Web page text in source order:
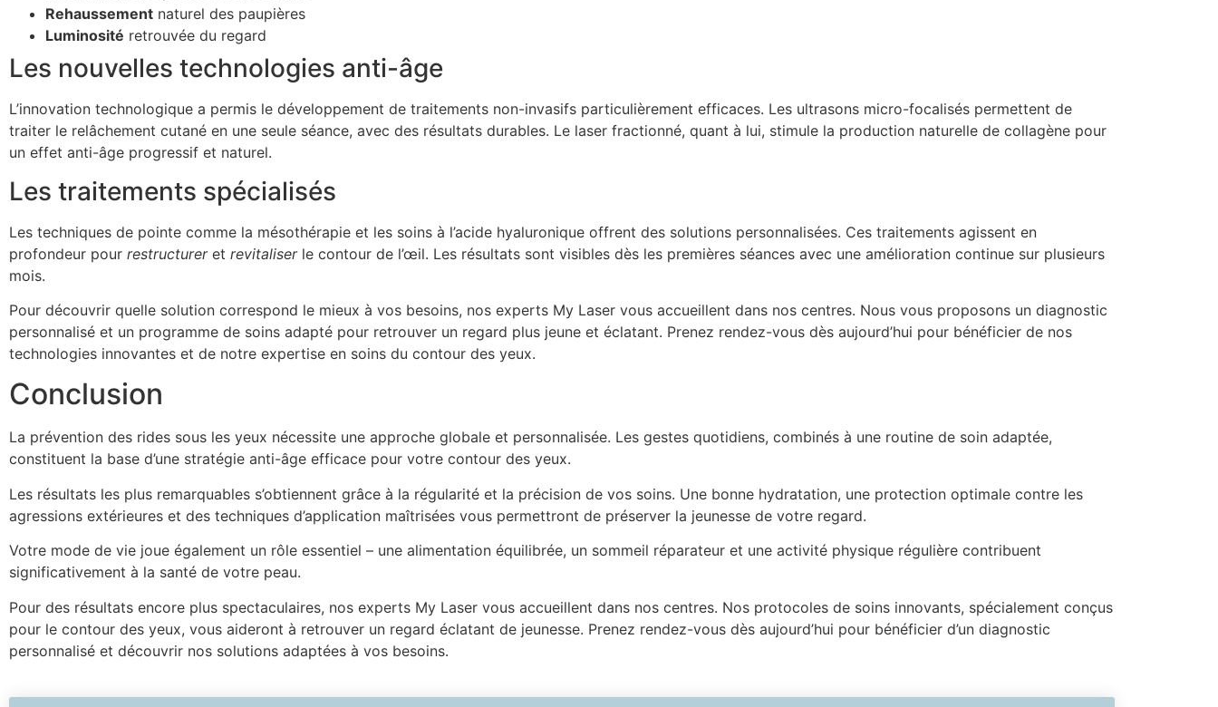
Rehaussement naturel des paupières
Luminosité retrouvée du regard
Les nouvelles technologies anti-âge
L’innovation technologique a permis le développement de traitements non-invasifs particulièrement efficaces. Les ultrasons micro-focalisés permettent de
traiter le relâchement cutané en une seule séance, avec des résultats durables. Le laser fractionné, quant à lui, stimule la production naturelle de collagène pour
un effet anti-âge progressif et naturel.
Les traitements spécialisés
Les techniques de pointe comme la mésothérapie et les soins à l’acide hyaluronique offrent des solutions personnalisées. Ces traitements agissent en
profondeur pour restructureret revitaliserle contour de l’œil. Les résultats sont visibles dès les premières séances avec une amélioration continue sur plusieurs
mois.
Pour découvrir quelle solution correspond le mieux à vos besoins, nos experts My Laser vous accueillent dans nos centres. Nous vous proposons un diagnostic
personnalisé et un programme de soins adapté pour retrouver un regard plus jeune et éclatant. Prenez rendez-vous dès aujourd’hui pour bénéficier de nos
technologies innovantes et de notre expertise en soins du contour des yeux.
Conclusion
La prévention des rides sous les yeux nécessite une approche globale et personnalisée. Les gestes quotidiens, combinés à une routine de soin adaptée,
constituent la base d’une stratégie anti-âge efficace pour votre contour des yeux.
Les résultats les plus remarquables s’obtiennent grâce à la régularité et la précision de vos soins. Une bonne hydratation, une protection optimale contre les
agressions extérieures et des techniques d’application maîtrisées vous permettront de préserver la jeunesse de votre regard.
Votre mode de vie joue également un rôle essentiel – une alimentation équilibrée, un sommeil réparateur et une activité physique régulière contribuent
significativement à la santé de votre peau.
Pour des résultats encore plus spectaculaires, nos experts My Laser vous accueillent dans nos centres. Nos protocoles de soins innovants, spécialement conçus
pour le contour des yeux, vous aideront à retrouver un regard éclatant de jeunesse. Prenez rendez-vous dès aujourd’hui pour bénéficier d’un diagnostic
personnalisé et découvrir nos solutions adaptées à vos besoins.